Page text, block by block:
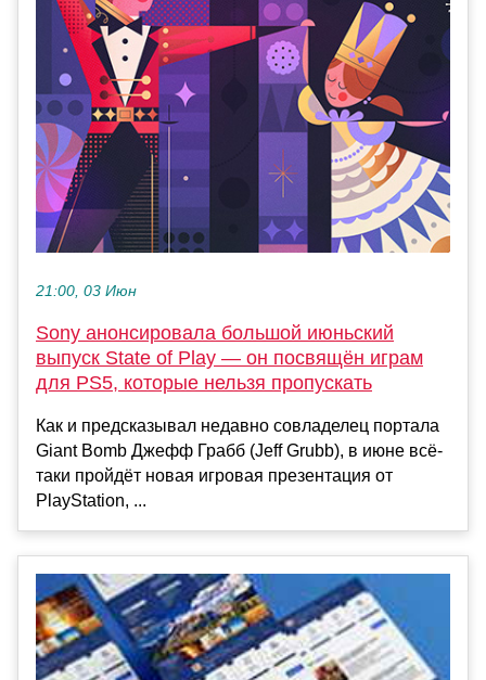
21:00, 03 Июн
Sony анонсировала большой июньский
выпуск State of Play — он посвящён играм
для PS5, которые нельзя пропускать
Как и предсказывал недавно совладелец портала
Giant Bomb Джефф Грабб (Jeff Grubb), в июне всё-
таки пройдёт новая игровая презентация от
PlayStation, ...